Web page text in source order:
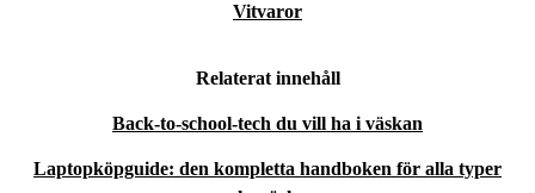
Vitvaror
Relaterat innehåll
Back-to-school-tech du vill ha i väskan
Laptopköpguide: den kompletta handboken för alla typer